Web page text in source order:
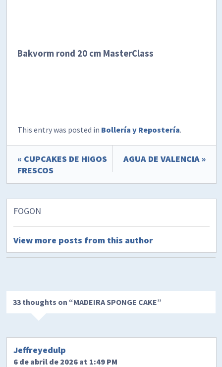
Bakvorm rond 20 cm MasterClass
This entry was posted in Bollería y Repostería.
« CUPCAKES DE HIGOS
FRESCOS
AGUA DE VALENCIA »
FOGON
View more posts from this author
33 thoughts on “MADEIRA SPONGE CAKE”
Jeffreyedulp
6 de abril de 2026 at 1:49 PM